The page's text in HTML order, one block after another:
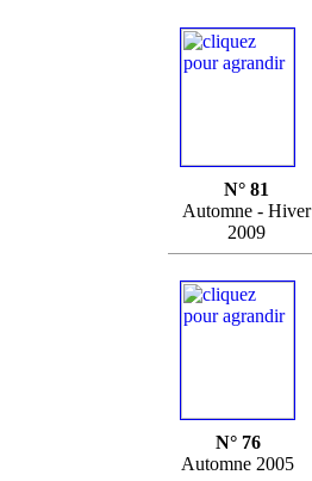
N° 81
Automne - Hiver
2009
N° 76
Automne 2005